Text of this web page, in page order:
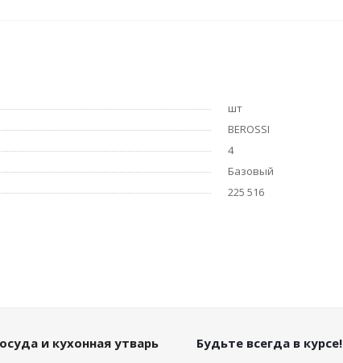
шт
BEROSSI
4
Базовый
225 516
и кухонная утварь Будьте всегда в курсе!